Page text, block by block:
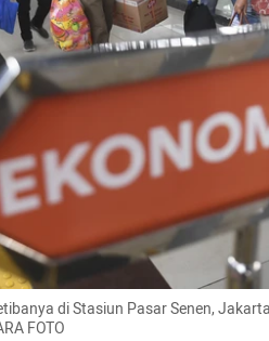
di Stasiun Pasar Senen,
FOTO